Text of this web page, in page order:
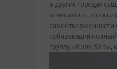
в других городах
начиналось с
собирающий полный
группу «Kuroi Sora»,